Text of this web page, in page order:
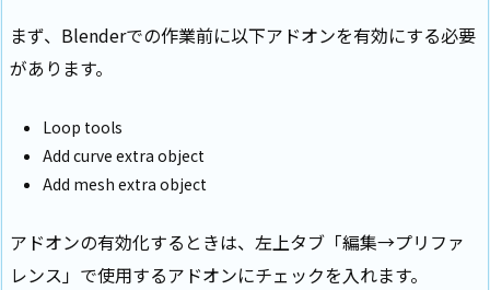
まず、Blenderでの作業前に以下アドオンを有効にする必要
があります。
Loop tools
Add curve extra object
Add mesh extra object
アドオンの有効化するときは、左上タブ「編集→プリファ
レンス」で使用するアドオンにチェックを入れます。